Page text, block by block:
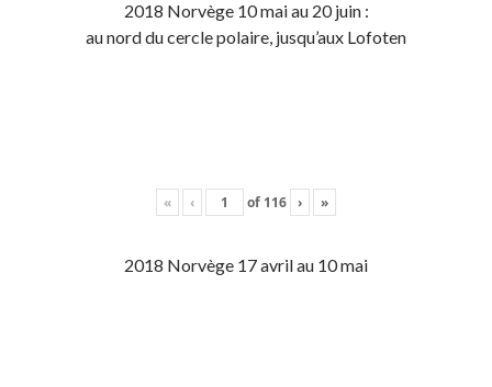
2018 Norvège 10 mai au 20 juin :
au nord du cercle polaire, jusqu’aux Lofoten
« ‹ of 116 › »
2018 Norvège 17 avril au 10 mai